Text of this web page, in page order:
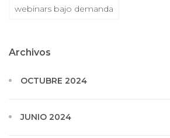
webinars bajo demanda
Archivos
OCTUBRE 2024
JUNIO 2024